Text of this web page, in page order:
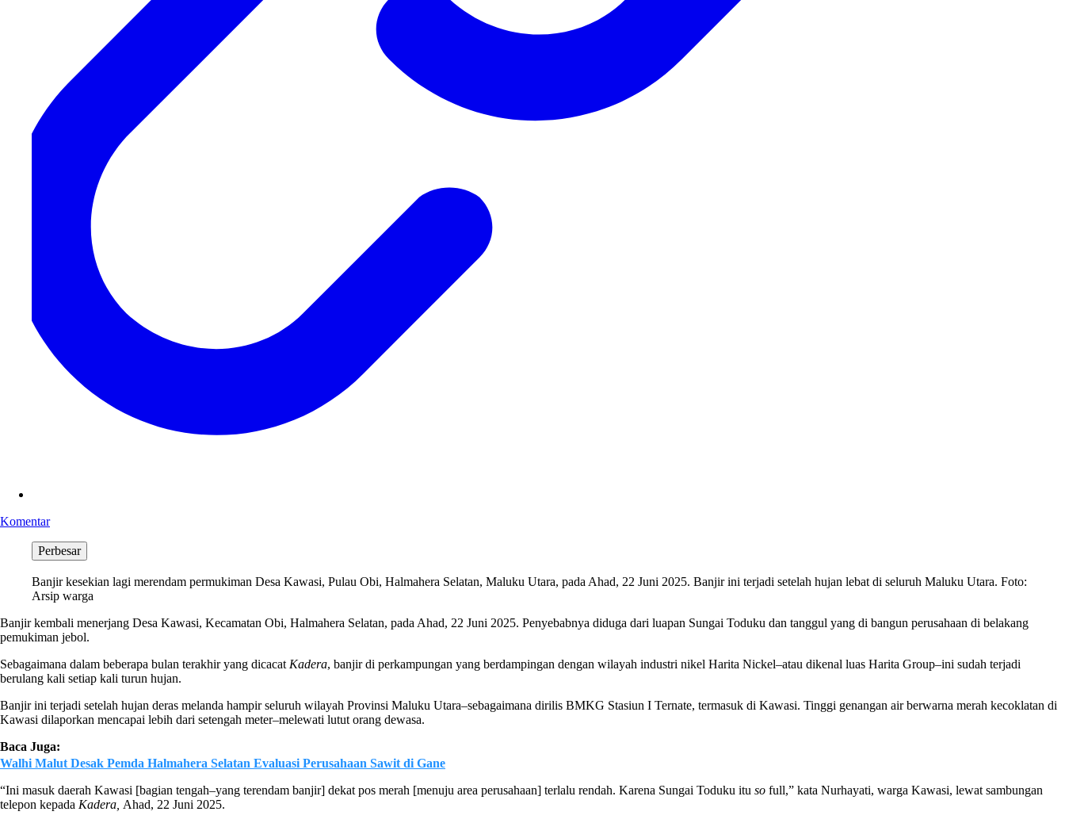
Komentar
Perbesar
Banjir kesekian lagi merendam permukiman Desa Kawasi, Pulau Obi, Halmahera Selatan, Maluku Utara, pada Ahad, 22 Juni 2025. Banjir ini terjadi setelah hujan lebat di seluruh Maluku Utara. Foto:
Arsip warga
Banjir kembali menerjang Desa Kawasi, Kecamatan Obi, Halmahera Selatan, pada Ahad, 22 Juni 2025. Penyebabnya diduga dari luapan Sungai Toduku dan tanggul yang di bangun perusahaan di belakang
pemukiman jebol.
Sebagaimana dalam beberapa bulan terakhir yang dicacat Kadera, banjir di perkampungan yang berdampingan dengan wilayah industri nikel Harita Nickel–atau dikenal luas Harita Group–ini sudah terjadi
berulang kali setiap kali turun hujan.
Banjir ini terjadi setelah hujan deras melanda hampir seluruh wilayah Provinsi Maluku Utara–sebagaimana dirilis BMKG Stasiun I Ternate, termasuk di Kawasi. Tinggi genangan air berwarna merah kecoklatan di
Kawasi dilaporkan mencapai lebih dari setengah meter–melewati lutut orang dewasa.
Baca Juga:
Walhi Malut Desak Pemda Halmahera Selatan Evaluasi Perusahaan Sawit di Gane
“Ini masuk daerah Kawasi [bagian tengah–yang terendam banjir] dekat pos merah [menuju area perusahaan] terlalu rendah. Karena Sungai Toduku itu so full,” kata Nurhayati, warga Kawasi, lewat sambungan
telepon kepada Kadera, Ahad, 22 Juni 2025.